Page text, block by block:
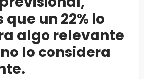
un 22% lo
algo relevante
no lo considera